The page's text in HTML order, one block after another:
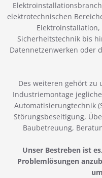
elektrotechnischen
Sicherheitstechnik bis
Datennetzenwerken oder
Des weiteren gehört zu
Industriemontage
Automatisierungtechnik
Störungsbeseitigung,
Baubetreuung,
Unser Bestreben ist
Problemlösungen